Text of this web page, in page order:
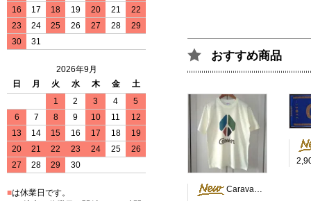
おすすめ商品
Caravan Peace Tシャツ
16
17 18 19 20 21
22
23
24 25 26 27 28
29
30
31
2026年9月
日
月 火 水 木 金
土
1
2 3 4
5
6
7 8 9 10 11
12
13
14 15 16 17 18
19
20
21 22 23 24 25
26
27
28 29 30
■は休業日です。